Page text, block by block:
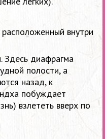
внутри
Здесь диафрагма
полости, а
назад, к
побуждает
взлететь вверх по